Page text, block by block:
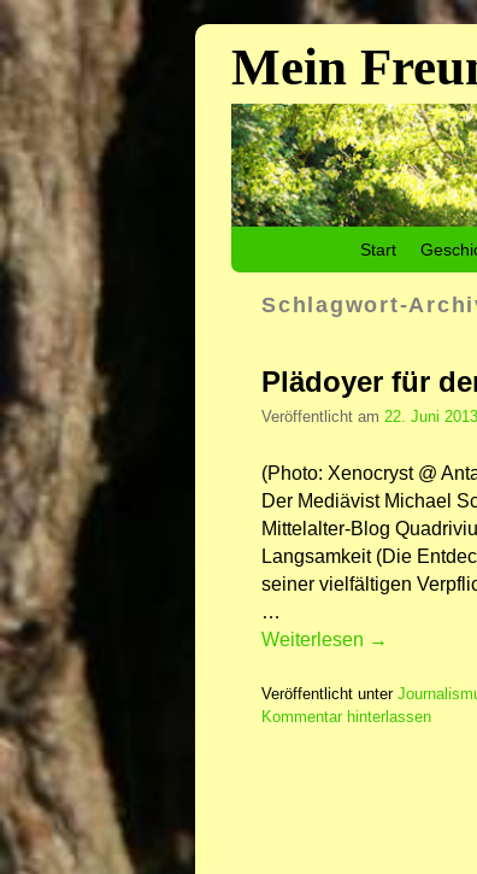
Mein
Start
Schlagwort-
Plädoyer für
Veröffentlicht am 22. Juni 2013
(Photo: Xenocryst @
Der Mediävist Michael
Mittelalter-Blog
Langsamkeit (Die
seiner vielfältigen
…
Weiterlesen →
Veröffentlicht unter
Kommentar hinterlassen